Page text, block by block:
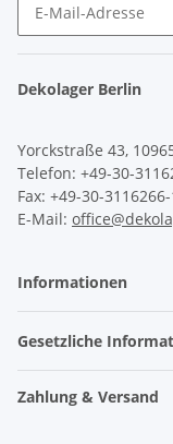
Dekolager Berlin
Yorckstraße 43,
Telefon: +49-30-
Fax: +49-30-
E-Mail:
Informationen
Gesetzliche
Zahlung & Versand